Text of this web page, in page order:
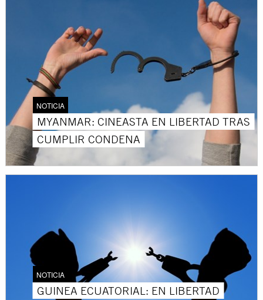
NOTICIA
MYANMAR: CINEASTA EN LIBERTAD TRAS
CUMPLIR CONDENA
NOTICIA
GUINEA ECUATORIAL: EN LIBERTAD